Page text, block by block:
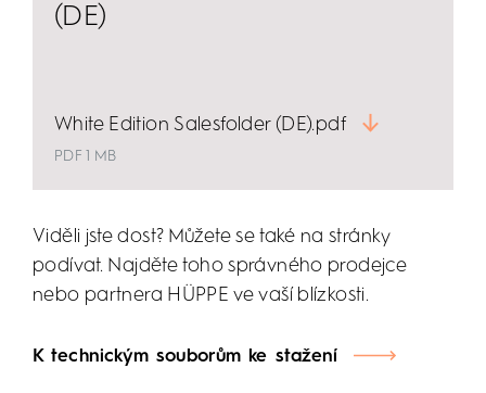
(DE)
White Edition Salesfolder (DE).pdf
PDF 1 MB
Viděli jste dost? Můžete se také na stránky
podívat. Najděte toho správného prodejce
nebo partnera HÜPPE ve vaší blízkosti.
K technickým souborům ke stažení